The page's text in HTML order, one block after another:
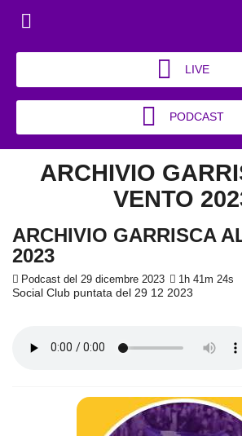
LIVE
PODCAST
ARCHIVIO
VENTO
ARCHIVIO GARRISCA
2023
Podcast del 29 dicembre 2023 1h 41m 24s
Social Club puntata del 29 12 2023